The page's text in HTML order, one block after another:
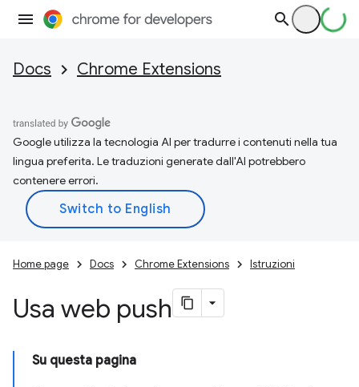
Docs Chrome Extensions
Google utilizza la tecnologia AI per tradurre i contenuti nella tua
lingua preferita. Le traduzioni generate dall'AI potrebbero
contenere errori.
Home page Docs Chrome Extensions Istruzioni
Usa web push
Su questa pagina